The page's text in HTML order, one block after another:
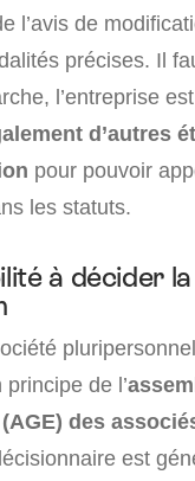
l’avis de
précises. Il
l’entreprise
d’autres
pour pouvoir
les statuts.
à décider la
de l’
des
est